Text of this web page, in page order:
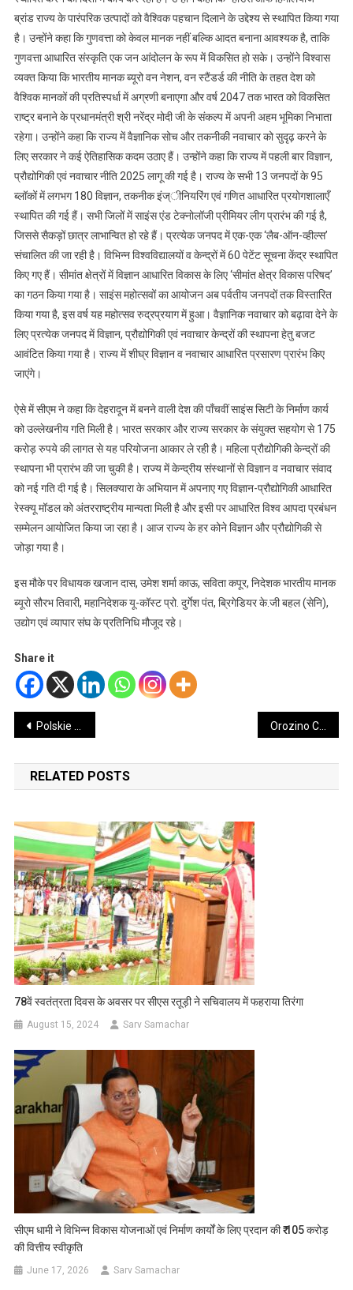
ब्रांड राज्य के पारंपरिक उत्पादों को वैश्विक पहचान दिलाने के उद्देश्य से स्थापित किया गया
है। उन्होंने कहा कि गुणवत्ता को केवल मानक नहीं बल्कि आदत बनाना आवश्यक है, ताकि
गुणवत्ता आधारित संस्कृति एक जन आंदोलन के रूप में विकसित हो सके। उन्होंने विश्वास
व्यक्त किया कि भारतीय मानक ब्यूरो वन नेशन, वन स्टैंडर्ड की नीति के तहत देश को
वैश्विक मानकों की प्रतिस्पर्धा में अग्रणी बनाएगा और वर्ष 2047 तक भारत को विकसित
राष्ट्र बनाने के प्रधानमंत्री श्री नरेंद्र मोदी जी के संकल्प में अपनी अहम भूमिका निभाता
रहेगा। उन्होंने कहा कि राज्य में वैज्ञानिक सोच और तकनीकी नवाचार को सुदृढ़ करने के
लिए सरकार ने कई ऐतिहासिक कदम उठाए हैं। उन्होंने कहा कि राज्य में पहली बार विज्ञान,
प्रौद्योगिकी एवं नवाचार नीति 2025 लागू की गई है। राज्य के सभी 13 जनपदों के 95
ब्लॉकों में लगभग 180 विज्ञान, तकनीक इंज्ीनियरिंग एवं गणित आधारित प्रयोगशालाएँ
स्थापित की गई हैं। सभी जिलों में साइंस एंड टेक्नोलॉजी प्रीमियर लीग प्रारंभ की गई है,
जिससे सैकड़ों छात्र लाभान्वित हो रहे हैं। प्रत्येक जनपद में एक-एक ‘लैब-ऑन-व्हील्स’
संचालित की जा रही है। विभिन्न विश्वविद्यालयों व केन्द्रों में 60 पेटेंट सूचना केंद्र स्थापित
किए गए हैं। सीमांत क्षेत्रों में विज्ञान आधारित विकास के लिए ‘सीमांत क्षेत्र विकास परिषद’
का गठन किया गया है। साइंस महोत्सवों का आयोजन अब पर्वतीय जनपदों तक विस्तारित
किया गया है, इस वर्ष यह महोत्सव रुद्रप्रयाग में हुआ। वैज्ञानिक नवाचार को बढ़ावा देने के
लिए प्रत्येक जनपद में विज्ञान, प्रौद्योगिकी एवं नवाचार केन्द्रों की स्थापना हेतु बजट
आवंटित किया गया है। राज्य में शीघ्र विज्ञान व नवाचार आधारित प्रसारण प्रारंभ किए
जाएंगे।
ऐसे में सीएम ने कहा कि देहरादून में बनने वाली देश की पाँचवीं साइंस सिटी के निर्माण कार्य
को उल्लेखनीय गति मिली है। भारत सरकार और राज्य सरकार के संयुक्त सहयोग से 175
करोड़ रुपये की लागत से यह परियोजना आकार ले रही है। महिला प्रौद्योगिकी केन्द्रों की
स्थापना भी प्रारंभ की जा चुकी है। राज्य में केन्द्रीय संस्थानों से विज्ञान व नवाचार संवाद
को नई गति दी गई है। सिलक्यारा के अभियान में अपनाए गए विज्ञान-प्रौद्योगिकी आधारित
रेस्क्यू मॉडल को अंतरराष्ट्रीय मान्यता मिली है और इसी पर आधारित विश्व आपदा प्रबंधन
सम्मेलन आयोजित किया जा रहा है। आज राज्य के हर कोने विज्ञान और प्रौद्योगिकी से
जोड़ा गया है।
इस मौके पर विधायक खजान दास, उमेश शर्मा काऊ, सविता कपूर, निदेशक भारतीय मानक
ब्यूरो सौरभ तिवारी, महानिदेशक यू-कॉस्ट प्रो. दुर्गेश पंत, ब्रिगेडियर के.जी बहल (सेनि),
उद्योग एवं व्यापार संघ के प्रतिनिधि मौजूद रहे।
Share it
Post
navigation
Polskie Kasyna Przez internet Najistotniejsze Bonusy oraz Recenzje 2025 Orozino Customer Support: Your Guide to Responsible Gambling Tools in Canadian Online Casinos 2026
RELATED POSTS
78वें स्वतंत्रता दिवस के अवसर पर सीएस रतूड़ी ने सचिवालय में फहराया तिरंगा
August 15, 2024 Sarv Samachar
सीएम धामी ने विभिन्न विकास योजनाओं एवं निर्माण कार्यों के लिए प्रदान की ₹ 105 करोड़
की वित्तीय स्वीकृति
June 17, 2026 Sarv Samachar